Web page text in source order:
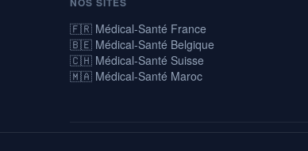
🇫🇷 Médical-Santé France
🇧🇪 Médical-Santé Belgique
🇨🇭 Médical-Santé Suisse
🇲🇦 Médical-Santé Maroc